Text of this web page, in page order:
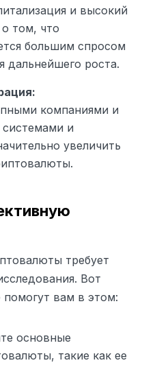
и высокий
том, что
большим спросом
дальнейшего роста.
компаниями и
системами и
увеличить
требует
Вот
вам в этом:
основные
такие как ее